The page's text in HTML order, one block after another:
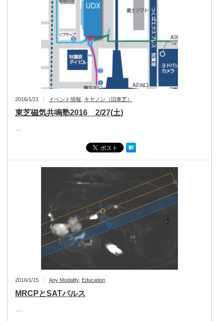
2016/1/21 イベント情報 キヤノン（旧東芝）
東芝磁気共鳴塾2016 2/27(土)
…
2016/1/15 Any Modality, Education
MRCPとSATパルス
…